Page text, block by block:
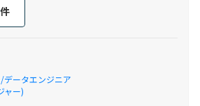
件
データエンジニア
ャー)